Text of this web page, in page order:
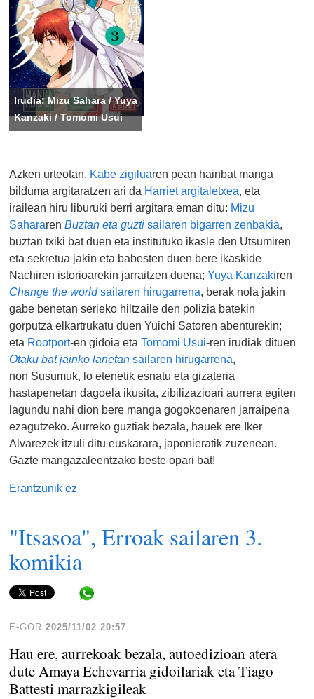
Irudia: Mizu Sahara / Yuya
Kanzaki / Tomomi Usui
Azken urteotan, Kabe zigiluaren pean hainbat manga
bilduma argitaratzen ari da Harriet argitaletxea, eta
irailean hiru liburuki berri argitara eman ditu: Mizu
SahararenBuztan eta guzti sailaren bigarren zenbakia,
buztan txiki bat duen eta institutuko ikasle den Utsumiren
eta sekretua jakin eta babesten duen bere ikaskide
Nachiren istorioarekin jarraitzen duena;Yuya Kanzakiren
Change the worldsailaren hirugarrena, berak nola jakin
gabe benetan serieko hiltzaile den polizia batekin
gorputza elkartrukatu duen Yuichi Satoren abenturekin;
eta Rootport-en gidoia etaTomomi Usui-ren irudiak dituen
Otaku bat jainko lanetan sailaren hirugarrena,
non Susumuk, lo etenetik esnatu eta gizateria
hastapenetan dagoela ikusita, zibilizazioari aurrera egiten
lagundu nahi dion bere manga gogokoenaren jarraipena
ezagutzeko. Aurreko guztiak bezala, hauek ere Iker
Alvarezek itzuli ditu euskarara, japonieratik zuzenean.
Gazte mangazaleentzako beste opari bat!
Erantzunik ez
"Itsasoa", Erroak sailaren 3.
komikia
E-GOR 2025/11/02 20:57
Hau ere, aurrekoak bezala, autoedizioan atera
dute Amaya Echevarria gidoilariak eta Tiago
Battesti marrazkigileak